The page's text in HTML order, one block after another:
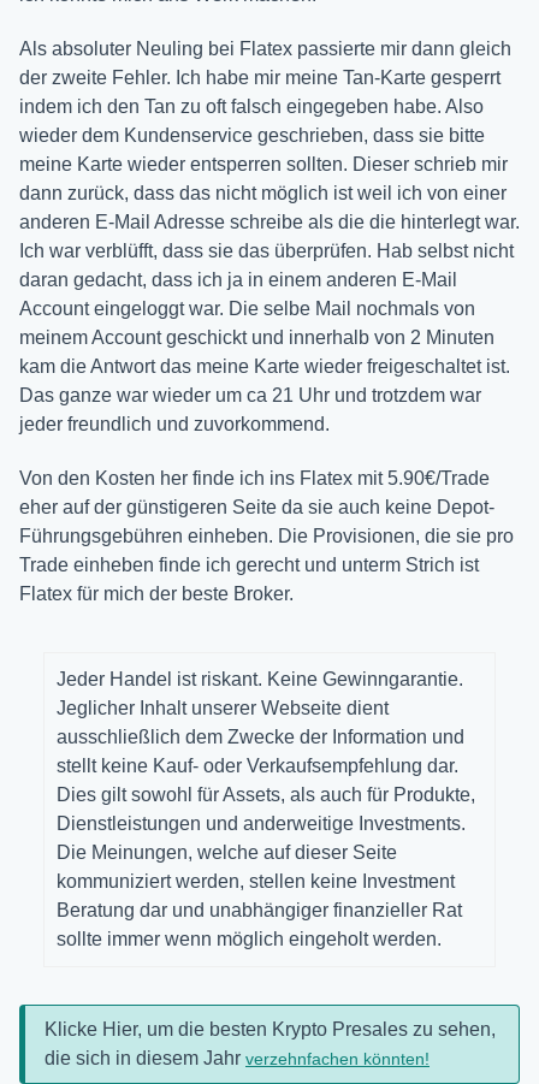
Als absoluter Neuling bei Flatex passierte mir dann gleich
der zweite Fehler. Ich habe mir meine Tan-Karte gesperrt
indem ich den Tan zu oft falsch eingegeben habe. Also
wieder dem Kundenservice geschrieben, dass sie bitte
meine Karte wieder entsperren sollten. Dieser schrieb mir
dann zurück, dass das nicht möglich ist weil ich von einer
anderen E-Mail Adresse schreibe als die die hinterlegt war.
Ich war verblüfft, dass sie das überprüfen. Hab selbst nicht
daran gedacht, dass ich ja in einem anderen E-Mail
Account eingeloggt war. Die selbe Mail nochmals von
meinem Account geschickt und innerhalb von 2 Minuten
kam die Antwort das meine Karte wieder freigeschaltet ist.
Das ganze war wieder um ca 21 Uhr und trotzdem war
jeder freundlich und zuvorkommend.
Von den Kosten her finde ich ins Flatex mit 5.90€/Trade
eher auf der günstigeren Seite da sie auch keine Depot-
Führungsgebühren einheben. Die Provisionen, die sie pro
Trade einheben finde ich gerecht und unterm Strich ist
Flatex für mich der beste Broker.
Jeder Handel ist riskant. Keine Gewinngarantie.
Jeglicher Inhalt unserer Webseite dient
ausschließlich dem Zwecke der Information und
stellt keine Kauf- oder Verkaufsempfehlung dar.
Dies gilt sowohl für Assets, als auch für Produkte,
Dienstleistungen und anderweitige Investments.
Die Meinungen, welche auf dieser Seite
kommuniziert werden, stellen keine Investment
Beratung dar und unabhängiger finanzieller Rat
sollte immer wenn möglich eingeholt werden.
Klicke Hier, um die besten Krypto Presales zu sehen,
die sich in diesem Jahr verzehnfachen könnten!